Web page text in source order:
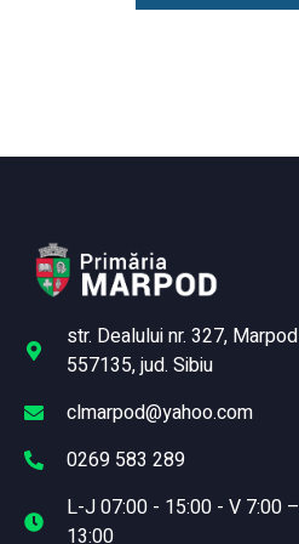
str. Dealului nr. 327, Marpod
557135, jud. Sibiu
clmarpod@yahoo.com
0269 583 289
L-J 07:00 - 15:00 - V 7:00 –
13:00